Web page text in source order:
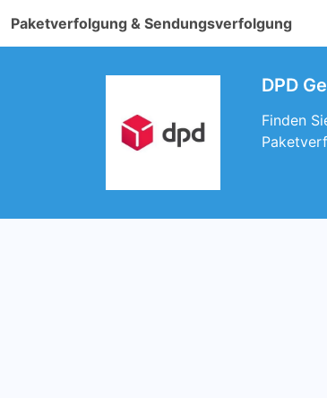
Paketverfolgung & Sendungsverfolgung
DPD
Finden